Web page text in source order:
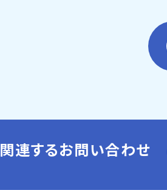
連するお問い合わせ